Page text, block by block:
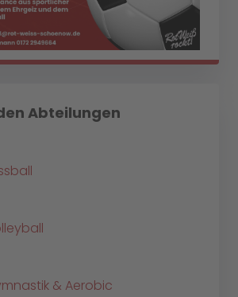
Abteilungen
& Aerobic